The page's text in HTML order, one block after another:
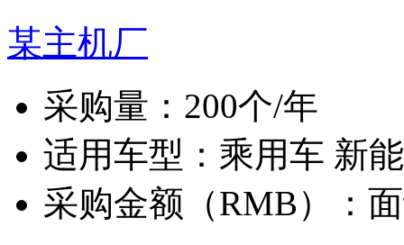
某主机厂
采购量： 200个/年
适用车型： 乘用车 新
采购金额（RMB）：